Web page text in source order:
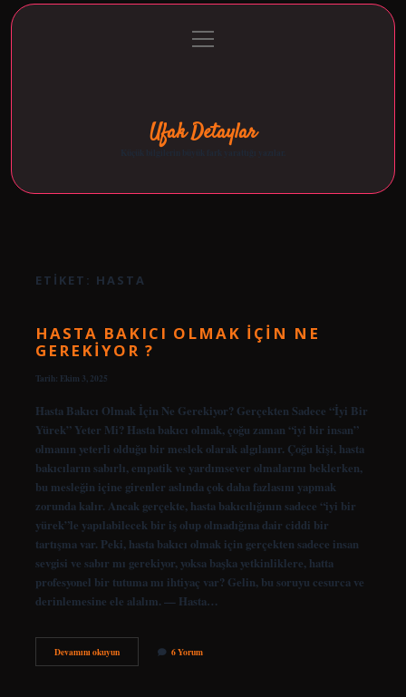
Gizlilik Politikası
menüyü
aç
Ufak Detaylar
Küçük bilgilerin büyük fark yarattığı yazılar.
ETIKET: HASTA
HASTA BAKICI OLMAK IÇIN NE
GEREKIYOR ?
Tarih: Ekim 3, 2025
Hasta Bakıcı Olmak İçin Ne Gerekiyor? Gerçekten Sadece “İyi Bir
Yürek” Yeter Mi? Hasta bakıcı olmak, çoğu zaman “iyi bir insan”
olmanın yeterli olduğu bir meslek olarak algılanır. Çoğu kişi, hasta
bakıcıların sabırlı, empatik ve yardımsever olmalarını beklerken,
bu mesleğin içine girenler aslında çok daha fazlasını yapmak
zorunda kalır. Ancak gerçekte, hasta bakıcılığının sadece “iyi bir
yürek”le yapılabilecek bir iş olup olmadığına dair ciddi bir
tartışma var. Peki, hasta bakıcı olmak için gerçekten sadece insan
sevgisi ve sabır mı gerekiyor, yoksa başka yetkinliklere, hatta
profesyonel bir tutuma mı ihtiyaç var? Gelin, bu soruyu cesurca ve
derinlemesine ele alalım. — Hasta…
Devamını okuyunHasta
bakıcı
6 Yorum